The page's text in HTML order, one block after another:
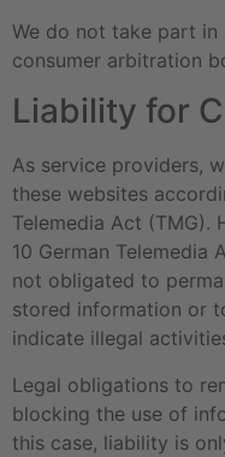
We do not take part
consumer arbitration
Liability for
As service providers,
these websites
Telemedia Act (TMG).
10 German Telemedia
not obligated to
stored information or
indicate illegal
Legal obligations to
blocking the use of
this case, liability is